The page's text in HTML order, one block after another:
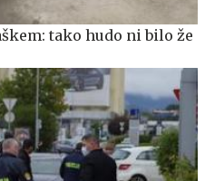
tako hudo ni bilo že